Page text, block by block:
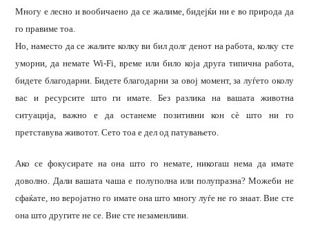
Многу е лесно и вообичаено да се жалиме, бидејќи ни е во природа да
го правиме тоа.
Но, наместо да се жалите колку ви бил долг денот на работа, колку сте
уморни, да немате Wi-Fi, време или било која друга типична работа,
бидете благодарни. Бидете благодарни за овој момент, за луѓето околу
вас и ресурсите што ги имате. Без разлика на вашата животна
ситуација, важно е да останеме позитивни кон сè што ни го
претставува животот. Сето тоа е дел од патувањето.
Ако се фокусирате на она што го немате, никогаш нема да имате
доволно. Дали вашата чаша е полуполна или полупразна? Можеби не
сфаќате, но веројатно го имате она што многу луѓе не го знаат. Вие сте
она што другите не се. Вие сте незаменливи.